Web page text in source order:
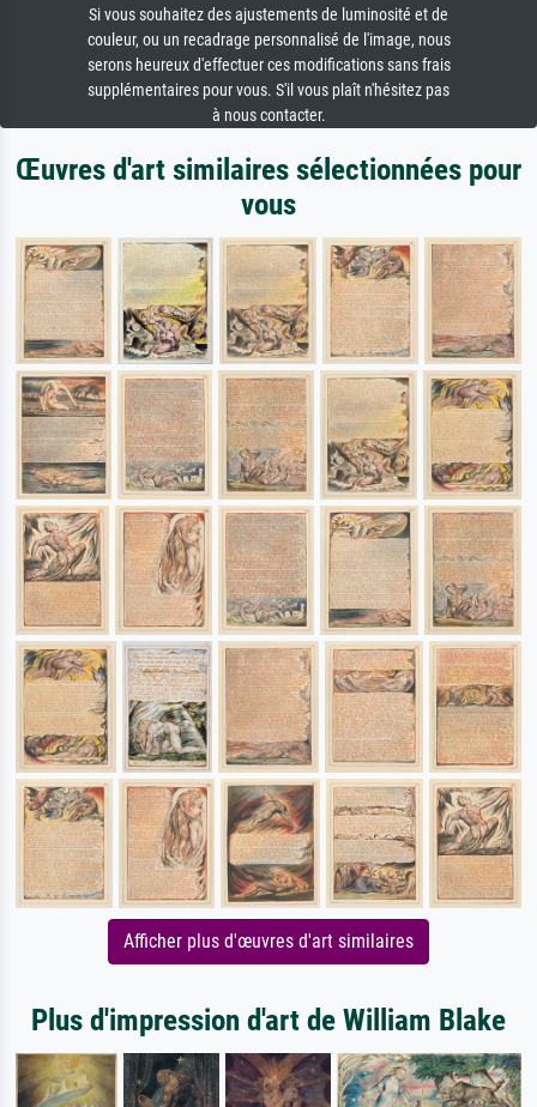
Si vous souhaitez des ajustements de luminosité et de
couleur, ou un recadrage personnalisé de l'image, nous
serons heureux d'effectuer ces modifications sans frais
supplémentaires pour vous. S'il vous plaît n'hésitez pas
à nous contacter.
Œuvres d'art similaires sélectionnées pour
vous
Afficher plus d'œuvres d'art similaires
Plus d'impression d'art de William Blake